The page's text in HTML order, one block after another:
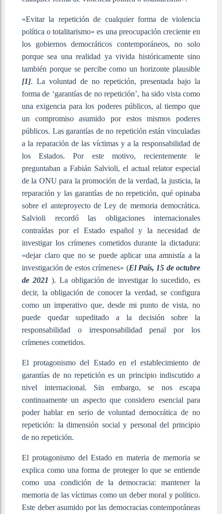
«Evitar la repetición de cualquier forma de violencia
política o totalitarismo» es una preocupación creciente en
los gobiernos democráticos contemporáneos, no solo
porque sea una realidad ya vivida históricamente sino
también porque se percibe como un horizonte plausible
[1]. La voluntad de no repetición, presentada bajo la
forma de ‘garantías de no repetición’, ha sido vista como
una exigencia para los poderes públicos, al tiempo que
un compromiso asumido por estos mismos poderes
públicos. Las garantías de no repetición están vinculadas
a la reparación de las víctimas y a la responsabilidad de
los Estados. Por este motivo, recientemente le
preguntaban a Fabián Salvioli, el actual relator especial
de la ONU para la promoción de la verdad, la justicia, la
reparación y las garantías de no repetición, qué opinaba
sobre el anteproyecto de Ley de memoria democrática.
Salvioli recordó las obligaciones internacionales
contraídas por el Estado español y la necesidad de
investigar los crímenes cometidos durante la dictadura:
«dejar claro que no se puede aplicar una amnistía a la
investigación de estos crímenes» (El País, 15 de octubre
de 2021). La obligación de investigar lo sucedido, es
decir, la obligación de conocer la verdad, se configura
como un imperativo que, desde mi punto de vista, no
puede quedar supeditado a la decisión sobre la
responsabilidad o irresponsabilidad penal por los
crímenes cometidos.
El protagonismo del Estado en el establecimiento de
garantías de no repetición es un principio indiscutido a
nivel internacional. Sin embargo, se nos escapa
continuamente un aspecto que considero esencial para
poder hablar en serio de voluntad democrática de no
repetición: la dimensión social y personal del principio
de no repetición.
El protagonismo del Estado en materia de memoria se
explica como una forma de proteger lo que se entiende
como una condición de la democracia: mantener la
memoria de las víctimas como un deber moral y político.
Este deber asumido por las democracias contemporáneas